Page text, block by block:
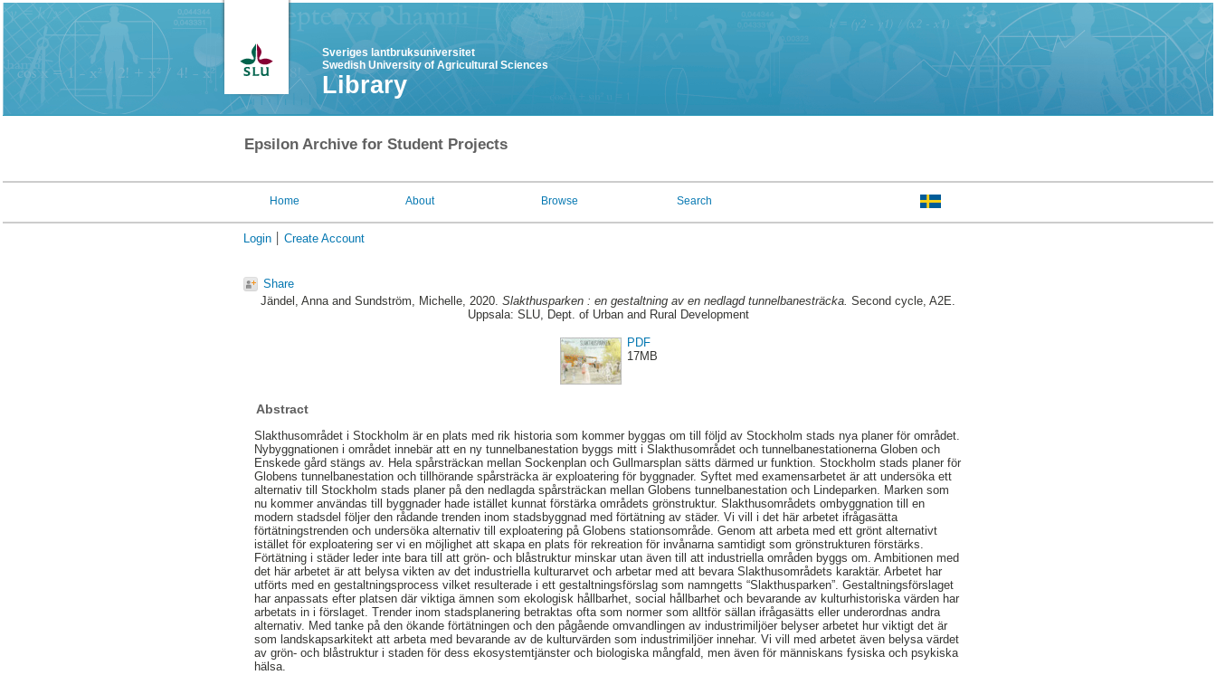
Sveriges lantbruksuniversitet
Swedish University of Agricultural Sciences
Library
Epsilon Archive for Student Projects
Home About Browse Search
Login Create Account
Share
Jändel, Annaand Sundström, Michelle, 2020. Slakthusparken : en gestaltning av en nedlagd tunnelbanesträcka. Second cycle, A2E.
Uppsala: SLU, Dept. of Urban and Rural Development
PDF
17MB
Abstract
Slakthusområdet i Stockholm är en plats med rik historia som kommer byggas om till följd av Stockholm stads nya planer för området.
Nybyggnationen i området innebär att en ny tunnelbanestation byggs mitt i Slakthusområdet och tunnelbanestationerna Globen och
Enskede gård stängs av. Hela spårsträckan mellan Sockenplan och Gullmarsplan sätts därmed ur funktion. Stockholm stads planer för
Globens tunnelbanestation och tillhörande spårsträcka är exploatering för byggnader. Syftet med examensarbetet är att undersöka ett
alternativ till Stockholm stads planer på den nedlagda spårsträckan mellan Globens tunnelbanestation och Lindeparken. Marken som
nu kommer användas till byggnader hade istället kunnat förstärka områdets grönstruktur. Slakthusområdets ombyggnation till en
modern stadsdel följer den rådande trenden inom stadsbyggnad med förtätning av städer. Vi vill i det här arbetet ifrågasätta
förtätningstrenden och undersöka alternativ till exploatering på Globens stationsområde. Genom att arbeta med ett grönt alternativt
istället för exploatering ser vi en möjlighet att skapa en plats för rekreation för invånarna samtidigt som grönstrukturen förstärks.
Förtätning i städer leder inte bara till att grön- och blåstruktur minskar utan även till att industriella områden byggs om. Ambitionen med
det här arbetet är att belysa vikten av det industriella kulturarvet och arbetar med att bevara Slakthusområdets karaktär. Arbetet har
utförts med en gestaltningsprocess vilket resulterade i ett gestaltningsförslag som namngetts “Slakthusparken”. Gestaltningsförslaget
har anpassats efter platsen där viktiga ämnen som ekologisk hållbarhet, social hållbarhet och bevarande av kulturhistoriska värden har
arbetats in i förslaget. Trender inom stadsplanering betraktas ofta som normer som alltför sällan ifrågasätts eller underordnas andra
alternativ. Med tanke på den ökande förtätningen och den pågående omvandlingen av industrimiljöer belyser arbetet hur viktigt det är
som landskapsarkitekt att arbeta med bevarande av de kulturvärden som industrimiljöer innehar. Vi vill med arbetet även belysa värdet
av grön- och blåstruktur i staden för dess ekosystemtjänster och biologiska mångfald, men även för människans fysiska och psykiska
hälsa.